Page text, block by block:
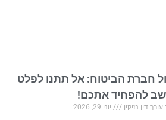
חברת הביטוח: אל תתנו לפלט
להפחיד אתכם!
דין נזיקין יוני 29, 2026